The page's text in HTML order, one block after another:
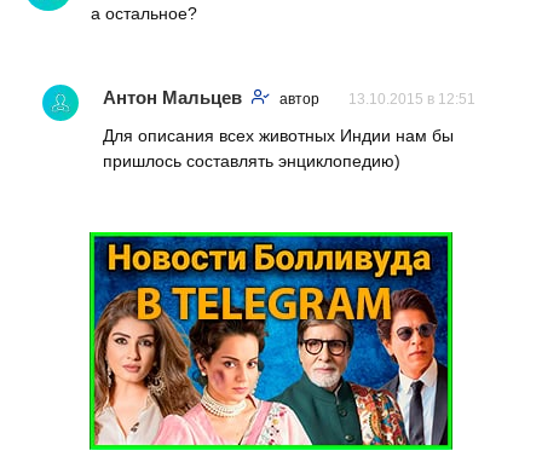
а остальное?
Антон Мальцев автор 13.10.2015 в 12:51
Для описания всех животных Индии нам бы
пришлось составлять энциклопедию)